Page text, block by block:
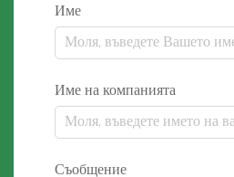
Име
Име на компанията
Съобщение